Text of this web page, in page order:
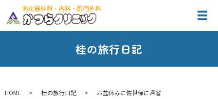
桂の旅行日記
HOME 桂の旅行日記 お盆休みに佐世保に帰省